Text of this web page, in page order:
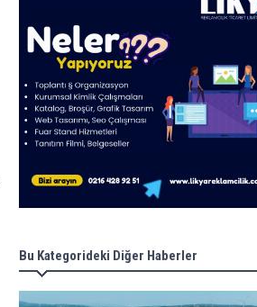
Bu Kategorideki Diğer Haberler